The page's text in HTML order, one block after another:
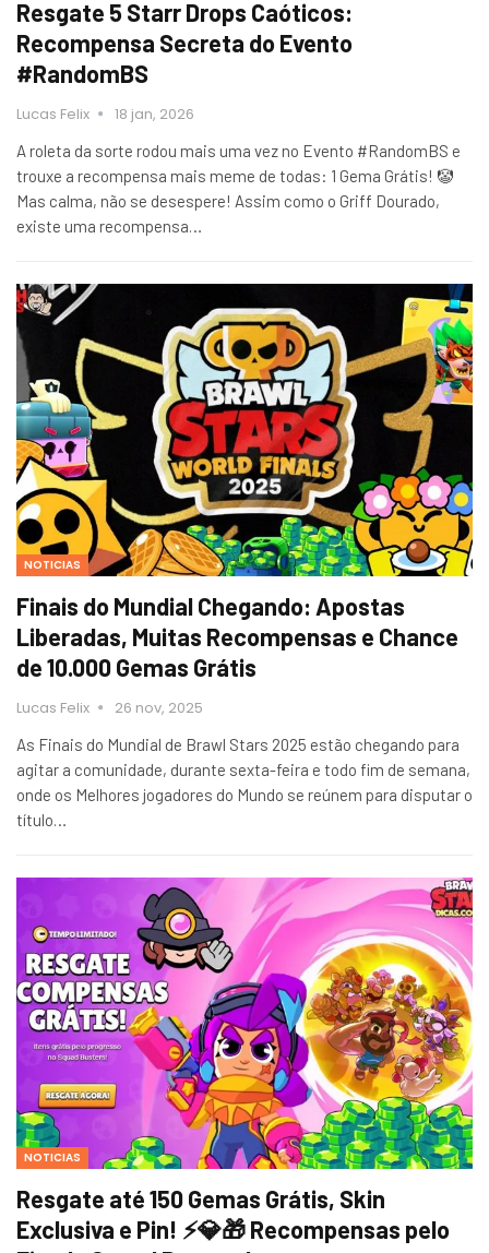
Resgate 5 Starr Drops Caóticos:
Recompensa Secreta do Evento
#RandomBS
Lucas Felix 18 jan, 2026
A roleta da sorte rodou mais uma vez no Evento #RandomBS e
trouxe a recompensa mais meme de todas: 1 Gema Grátis! 🤡
Mas calma, não se desespere! Assim como o Griff Dourado,
existe uma recompensa…
NOTICIAS
Finais do Mundial Chegando: Apostas
Liberadas, Muitas Recompensas e Chance
de 10.000 Gemas Grátis
Lucas Felix 26 nov, 2025
As Finais do Mundial de Brawl Stars 2025 estão chegando para
agitar a comunidade, durante sexta-feira e todo fim de semana,
onde os Melhores jogadores do Mundo se reúnem para disputar o
título…
NOTICIAS
Resgate até 150 Gemas Grátis, Skin
Exclusiva e Pin! ⚡💎🎁 Recompensas pelo